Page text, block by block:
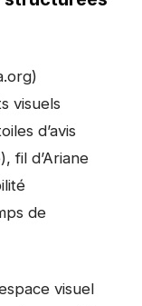
visuels
d’avis
fil d’Ariane
de
visuel